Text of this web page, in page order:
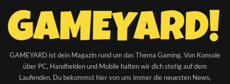
GAMEYARD ist dein Magazin rund um das Thema Gaming. Von Konsole
über PC, Handhelden und Mobile halten wir dich stetig auf dem
Laufenden. Du bekommst hier von uns immer die neuesten News,